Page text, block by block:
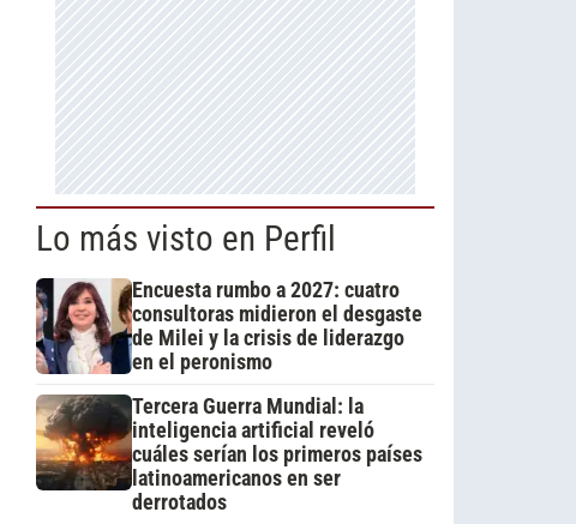
Lo más visto en Perfil
Encuesta rumbo a 2027: cuatro
consultoras midieron el desgaste
de Milei y la crisis de liderazgo
en el peronismo
Tercera Guerra Mundial: la
inteligencia artificial reveló
cuáles serían los primeros países
latinoamericanos en ser
derrotados